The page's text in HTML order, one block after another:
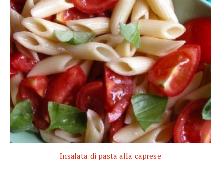
Insalata di pasta alla caprese